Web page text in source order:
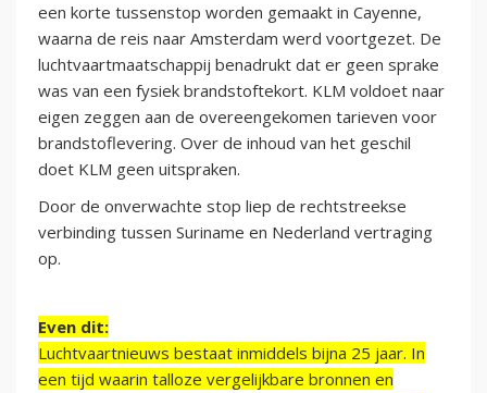
een korte tussenstop worden gemaakt in Cayenne,
waarna de reis naar Amsterdam werd voortgezet. De
luchtvaartmaatschappij benadrukt dat er geen sprake
was van een fysiek brandstoftekort. KLM voldoet naar
eigen zeggen aan de overeengekomen tarieven voor
brandstoflevering. Over de inhoud van het geschil
doet KLM geen uitspraken.
Door de onverwachte stop liep de rechtstreekse
verbinding tussen Suriname en Nederland vertraging
op.
Even dit:
Luchtvaartnieuws bestaat inmiddels bijna 25 jaar. In
een tijd waarin talloze vergelijkbare bronnen en